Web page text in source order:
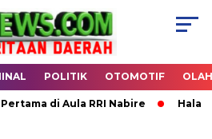
POLITIK OTOMOTIF
di Aula RRI Nabire Halal